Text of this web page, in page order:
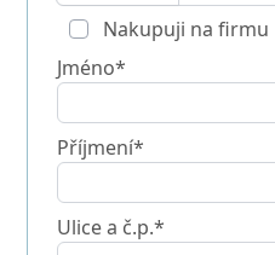
Nakupuji na firmu
Jméno*
Příjmení*
Ulice a č.p.*